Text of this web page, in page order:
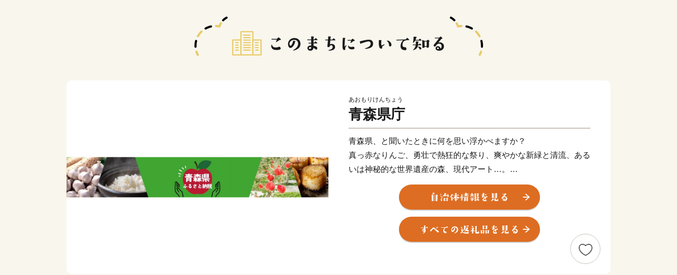
あおもりけんちょう
青森県庁
青森県、と聞いたときに何を思い浮かべますか？
真っ赤なりんご、勇壮で熱狂的な祭り、爽やかな新緑と清流、ある
いは神秘的な世界遺産の森、現代アート…。
それとも新鮮な魚介、ディープな郷土料理、旬の美食の数々。
どれもが青森県の誇りです。
青森県は、2040年には、人口が100万人を下回るとともに、老年人
口比率が40％を超えるなど、人口構造の重要な局面を迎えます。